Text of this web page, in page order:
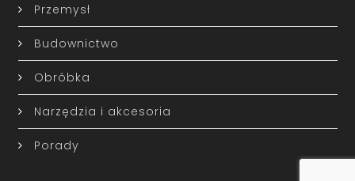
Przemysł
Budownictwo
Obróbka
Narzędzia i akcesoria
Porady